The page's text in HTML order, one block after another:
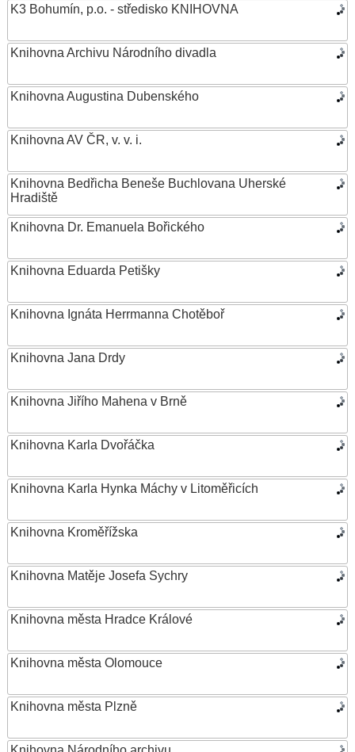
K3 Bohumín, p.o. - středisko KNIHOVNA
Knihovna Archivu Národního divadla
Knihovna Augustina Dubenského
Knihovna AV ČR, v. v. i.
Knihovna Bedřicha Beneše Buchlovana Uherské
Hradiště
Knihovna Dr. Emanuela Bořického
Knihovna Eduarda Petišky
Knihovna Ignáta Herrmanna Chotěboř
Knihovna Jana Drdy
Knihovna Jiřího Mahena v Brně
Knihovna Karla Dvořáčka
Knihovna Karla Hynka Máchy v Litoměřicích
Knihovna Kroměřížska
Knihovna Matěje Josefa Sychry
Knihovna města Hradce Králové
Knihovna města Olomouce
Knihovna města Plzně